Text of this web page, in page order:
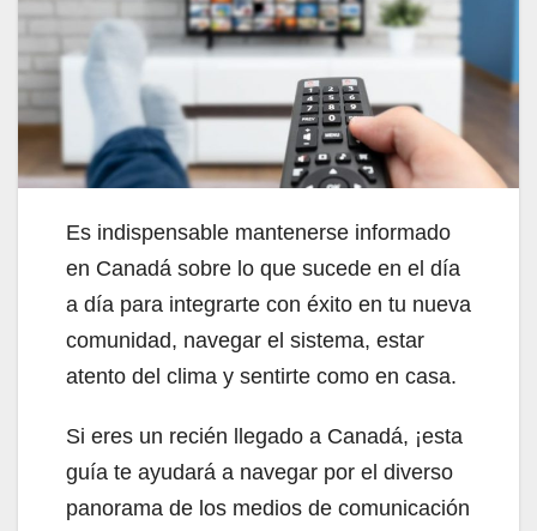
Es indispensable mantenerse informado
en Canadá sobre lo que sucede en el día
a día para integrarte con éxito en tu nueva
comunidad, navegar el sistema, estar
atento del clima y sentirte como en casa.
Si eres un recién llegado a Canadá, ¡esta
guía te ayudará a navegar por el diverso
panorama de los medios de comunicación